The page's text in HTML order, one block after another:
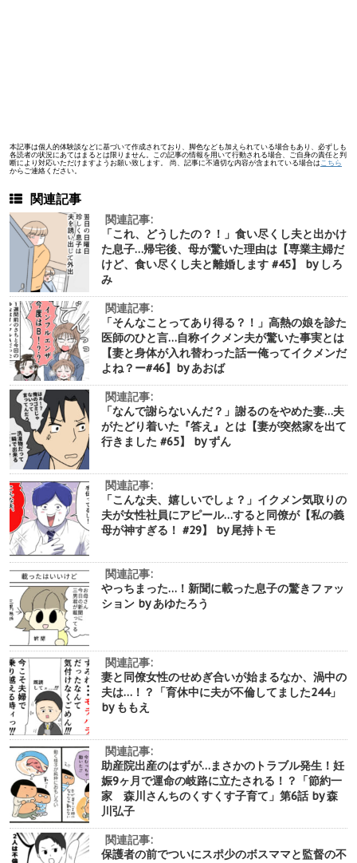
本記事は個人的体験談などに基づいて作成されており、脚色なども加えられている場合もあり、必ずしも
各読者の状況にあてはまるとは限りません。この記事の情報を用いて行動される場合、ご自身の責任と判
断により対応いただけますようお願い致します。 尚、記事に不適切な内容が含まれている場合はこちら
からご連絡ください。
関連記事
関連記事:
「これ、どうしたの？！」食い尽くし夫と出かけ
た息子…帰宅後、母が驚いた理由は【専業主婦だ
けど、食い尽くし夫と離婚します #45】 by しろ
み
関連記事:
「そんなことってあり得る？！」高熱の娘を診た
医師のひと言…自称イクメン夫が驚いた事実とは
【妻と身体が入れ替わった話ー俺ってイクメンだ
よね？ー#46】by あおば
関連記事:
「なんで謝らないんだ？」謝るのをやめた妻…夫
がたどり着いた『答え』とは【妻が突然家を出て
行きました #65】 by ずん
関連記事:
「こんな夫、嬉しいでしょ？」イクメン気取りの
夫が女性社員にアピール…すると同僚が【私の義
母が神すぎる！ #29】 by 尾持トモ
関連記事:
やっちまった…！新聞に載った息子の驚きファッ
ション by あゆたろう
関連記事:
妻と同僚女性のせめぎ合いが始まるなか、渦中の
夫は…！？「育休中に夫が不倫してました244」
by ももえ
関連記事:
助産院出産のはずが…まさかのトラブル発生！妊
娠9ヶ月で運命の岐路に立たされる！？「節約一
家 森川さんちのくすくす子育て」第6話 by 森
川弘子
関連記事:
保護者の前でついにスポ少のボスママと監督の不